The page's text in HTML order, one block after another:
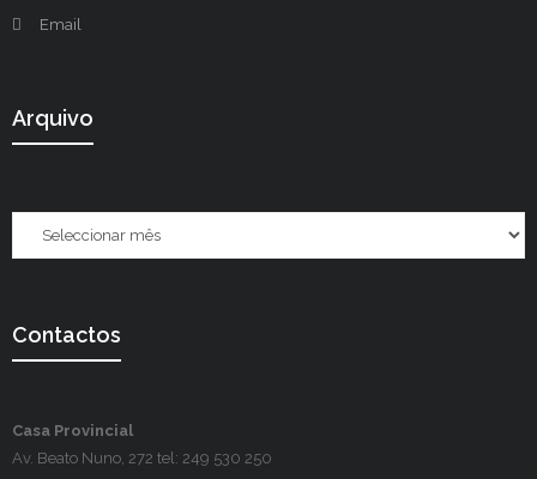
Email
Arquivo
Contactos
Casa Provincial
Av. Beato Nuno, 272 tel: 249 530 250